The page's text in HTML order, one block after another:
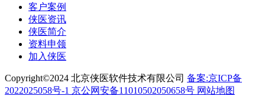
客户案例
侠医资讯
侠医简介
资料申领
加入侠医
Copyright©2024 北京侠医软件技术有限公司 备案:京ICP备
2022025058号-1 京公网安备11010502050658号 网站地图